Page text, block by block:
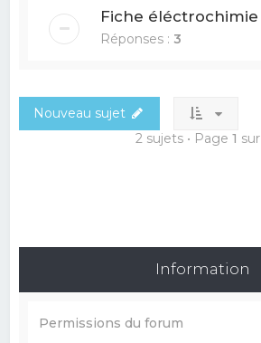
Fiche éléctrochimie
Réponses :3
Nouveau sujet
2 sujets • Page 1 sur
Information
Permissions du forum